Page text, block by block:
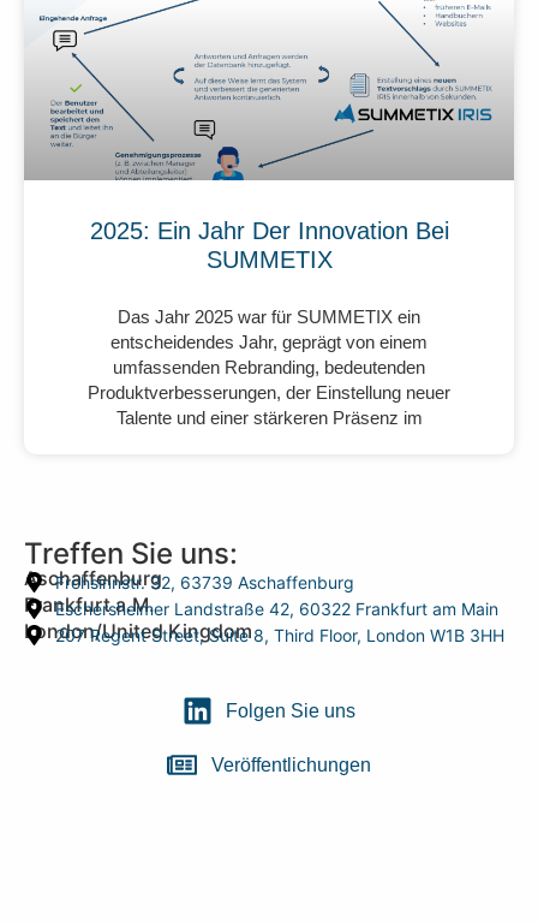
2025: Ein Jahr Der Innovation Bei
SUMMETIX
Das Jahr 2025 war für SUMMETIX ein
entscheidendes Jahr, geprägt von einem
umfassenden Rebranding, bedeutenden
Produktverbesserungen, der Einstellung neuer
Talente und einer stärkeren Präsenz im
Treffen Sie uns:
Aschaffenburg
Frohsinnstr. 32, 63739 Aschaffenburg
Frankfurt a.M.
Eschersheimer Landstraße 42, 60322 Frankfurt am Main
London/United Kingdom
207 Regent Street, Suite 8, Third Floor, London W1B 3HH
Folgen Sie uns
Veröffentlichungen